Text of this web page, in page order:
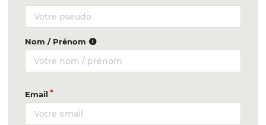
Nom / Prénom
Email